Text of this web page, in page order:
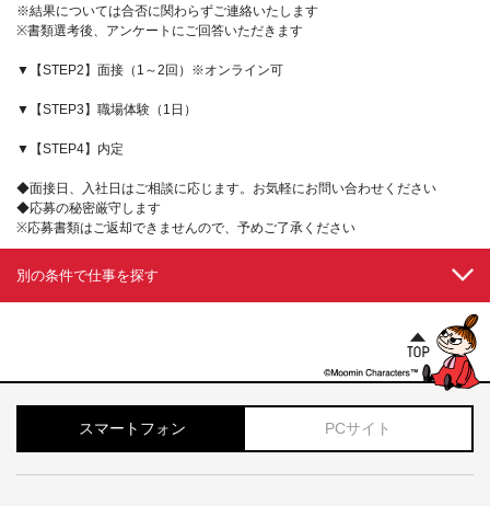
※結果については合否に関わらずご連絡いたします
※書類選考後、アンケートにご回答いただきます
▼【STEP2】面接（1～2回）※オンライン可
▼【STEP3】職場体験（1日）
▼【STEP4】内定
◆面接日、入社日はご相談に応じます。お気軽にお問い合わせください
◆応募の秘密厳守します
※応募書類はご返却できませんので、予めご了承ください
別の条件で仕事を探す
スマートフォン PCサイト